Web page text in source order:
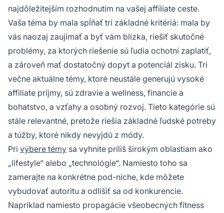
najdôležitejším rozhodnutím na vašej affiliate ceste.
Vaša téma by mala spĺňať tri základné kritériá: mala by
vás naozaj zaujímať a byť vám blízka, riešiť skutočné
problémy, za ktorých riešenie sú ľudia ochotní zaplatiť,
a zároveň mať dostatočný dopyt a potenciál zisku. Tri
večne aktuálne témy, ktoré neustále generujú vysoké
affiliate príjmy, sú zdravie a wellness, financie a
bohatstvo, a vzťahy a osobný rozvoj. Tieto kategórie sú
stále relevantné, pretože riešia základné ľudské potreby
a túžby, ktoré nikdy nevyjdú z módy.
Pri výbere témy sa vyhnite príliš širokým oblastiam ako
„lifestyle“ alebo „technológie“. Namiesto toho sa
zamerajte na konkrétne pod-niche, kde môžete
vybudovať autoritu a odlíšiť sa od konkurencie.
Napríklad namiesto propagácie všeobecných fitness